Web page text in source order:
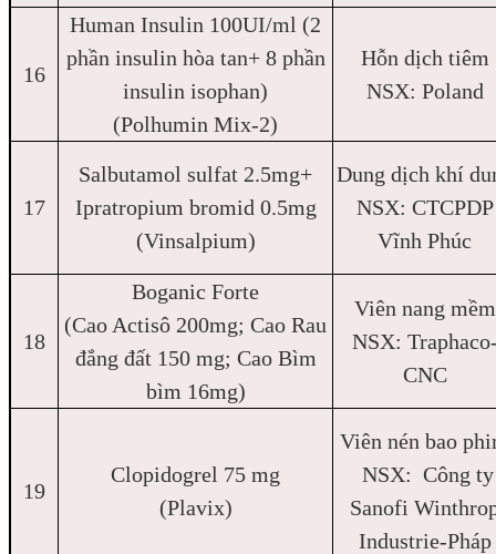
16
Human Insulin 100UI/ml (2
phần insulin hòa tan+ 8 phần
insulin isophan)
(Polhumin Mix-2)
Hỗn dịch tiêm
NSX: Poland
17
Salbutamol sulfat 2.5mg+
Ipratropium bromid 0.5mg
(Vinsalpium)
Dung dịch khí
NSX: CTCPDP
Vĩnh Phúc
18
Boganic Forte
(Cao Actisô 200mg; Cao Rau
đắng đất 150 mg; Cao Bìm
bìm 16mg)
Viên nang mềm
NSX:
CNC
19
Clopidogrel 75 mg
(Plavix)
Viên nén bao
NSX: Công ty
Sanofi
Industrie-Pháp